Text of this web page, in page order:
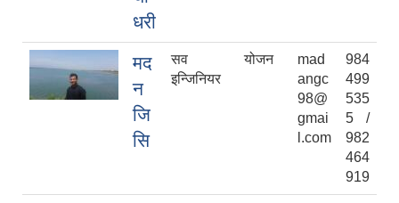
धरी
मद
न
जि
सि
सव
इन्जिनियर
योजन
mad
angc
98@
gmai
l.com
984
499
535
5 /
982
464
919